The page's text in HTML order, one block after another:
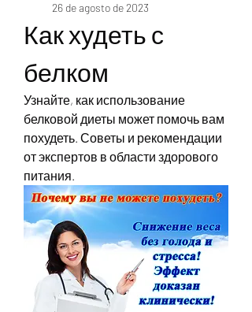
26 de agosto de 2023
Как худеть с
белком
Узнайте, как использование
белковой диеты может помочь вам
похудеть. Советы и рекомендации
от экспертов в области здорового
питания.